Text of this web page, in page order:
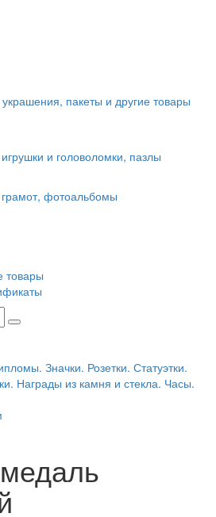
пакеты и другие товары
и головоломки, пазлы
фотоальбомы
товары
Значки. Розетки. Статуэтки.
Награды из камня и стекла. Часы.